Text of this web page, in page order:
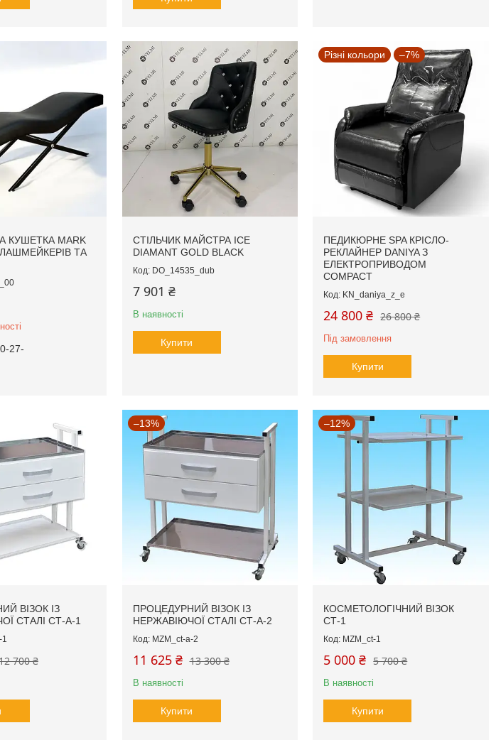
КУШЕТКА MARK
ТА
27-
СТІЛЬЧИК МАЙСТРА ICE
DIAMANT GOLD BLACK
DO_14535_dub
7 901 ₴
В наявності
Купити
Різні кольори –7%
ПЕДИКЮРНЕ SPA КРІСЛО-
РЕКЛАЙНЕР DANIYA З
ЕЛЕКТРОПРИВОДОМ
COMPACT
KN_daniya_z_e
26 800 ₴
24 800 ₴
Під замовлення
Купити
ВІЗОК ІЗ
СТАЛІ СТ-А-1
1
700 ₴
–13%
ПРОЦЕДУРНИЙ ВІЗОК ІЗ
НЕРЖАВІЮЧОЇ СТАЛІ СТ-А-2
MZM_ct-a-2
13 300 ₴
11 625 ₴
В наявності
Купити
–12%
КОСМЕТОЛОГІЧНИЙ ВІЗОК
СТ-1
MZM_ct-1
5 700 ₴
5 000 ₴
В наявності
Купити